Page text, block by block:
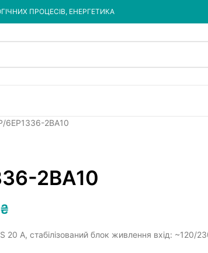
ПРОЦЕСІВ, ЕНЕРГЕТИКА
6EP1336-2BA10
2BA10
₴
20 A, стабілізований блок живлення вхід: ~120/